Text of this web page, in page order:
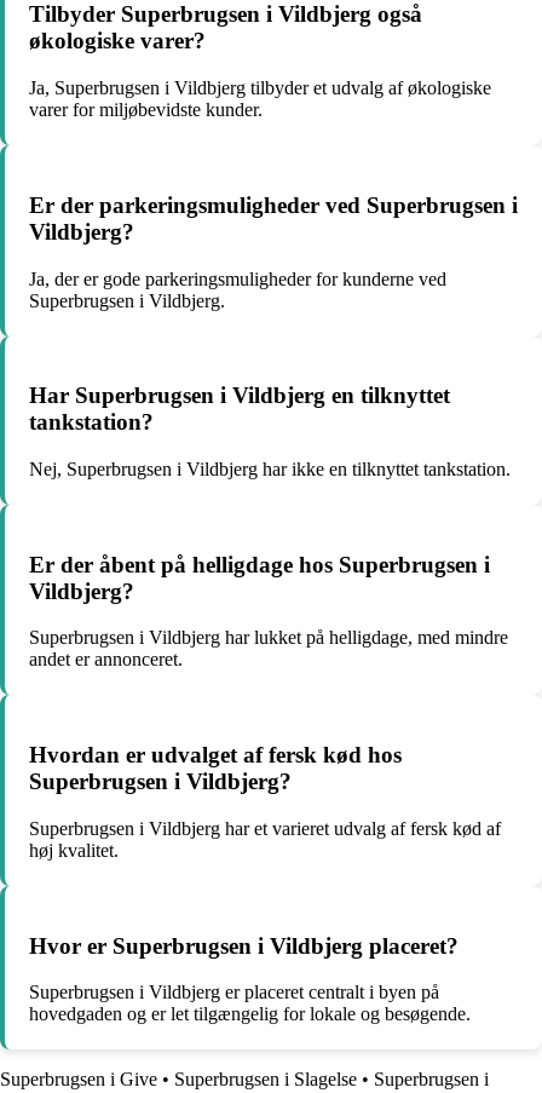
Tilbyder Superbrugsen i Vildbjerg også
økologiske varer?
Ja, Superbrugsen i Vildbjerg tilbyder et udvalg af økologiske
varer for miljøbevidste kunder.
Er der parkeringsmuligheder ved Superbrugsen i
Vildbjerg?
Ja, der er gode parkeringsmuligheder for kunderne ved
Superbrugsen i Vildbjerg.
Har Superbrugsen i Vildbjerg en tilknyttet
tankstation?
Nej, Superbrugsen i Vildbjerg har ikke en tilknyttet tankstation.
Er der åbent på helligdage hos Superbrugsen i
Vildbjerg?
Superbrugsen i Vildbjerg har lukket på helligdage, med mindre
andet er annonceret.
Hvordan er udvalget af fersk kød hos
Superbrugsen i Vildbjerg?
Superbrugsen i Vildbjerg har et varieret udvalg af fersk kød af
høj kvalitet.
Hvor er Superbrugsen i Vildbjerg placeret?
Superbrugsen i Vildbjerg er placeret centralt i byen på
hovedgaden og er let tilgængelig for lokale og besøgende.
Superbrugsen i Give • Superbrugsen i Slagelse • Superbrugsen i